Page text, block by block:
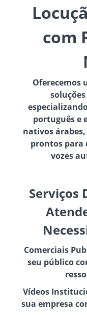
com
Oferecemos
português e
nativos
prontos para
vozes
Serviços
Comerciais
seu público
Vídeos
sua empresa